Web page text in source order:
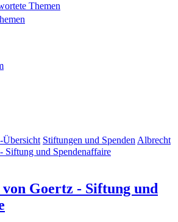
Themen
Übersicht Stiftungen und SpendenAlbrecht
Siftung und Spendenaffaire
Goertz - Siftung und